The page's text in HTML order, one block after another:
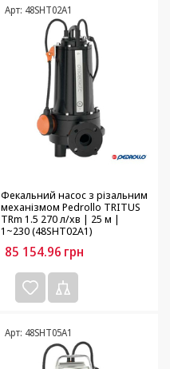
Арт: 48SHT02A1
Фекальний насос з різальним
механізмом Pedrollo TRITUS
TRm 1.5 270 л/хв | 25 м |
1~230 (48SHT02A1)
85 154.96 грн
Арт: 48SHT05A1